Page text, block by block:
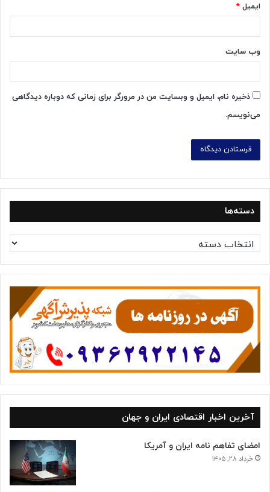
ایمیل *
وب‌ سایت
ذخیره نام، ایمیل و وبسایت من در مرورگر برای زمانی که دوباره دیدگاهی
می‌نویسم.
دسته‌ها
س
ت
ه‌
ه
آخرین اخبار اقتصادی ایران و جهان
امضای تفاهم نامه ایران و آمریکا
خرداد ۲۸, ۱۴۰۵